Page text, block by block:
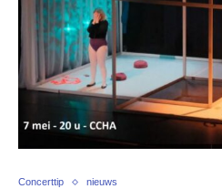
Concerttip nieuws